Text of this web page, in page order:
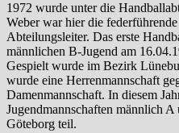
1972 wurde unter die
Weber war hier die
Abteilungsleiter. Das erste
männlichen B-Jugend am
Gespielt wurde im Bezirk
wurde eine Herrenmannschaft
Damenmannschaft. In diesem
Jugendmannschaften männlich
Göteborg teil.